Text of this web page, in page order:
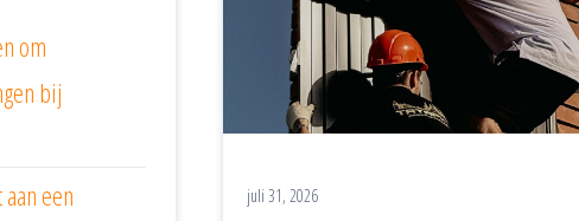
juli 31, 2026
om
bij
een